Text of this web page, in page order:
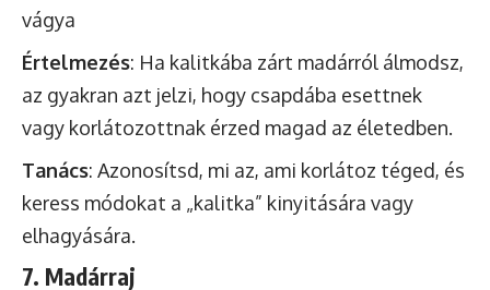
vágya
Értelmezés: Ha kalitkába zárt madárról álmodsz,
az gyakran azt jelzi, hogy csapdába esettnek
vagy korlátozottnak érzed magad az életedben.
Tanács: Azonosítsd, mi az, ami korlátoz téged, és
keress módokat a „kalitka” kinyitására vagy
elhagyására.
7. Madárraj